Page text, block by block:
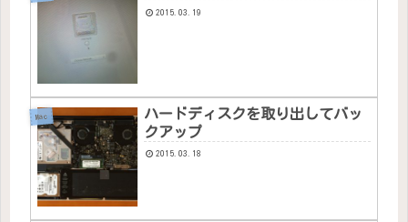
2015.03.19
Mac
ハードディスクを取り出してバッ
クアップ
2015.03.18